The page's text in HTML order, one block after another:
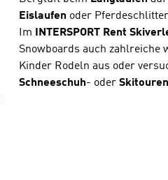
Eislaufen oder
Im INTERSPORT Rent
Snowboards auch zahlreiche
Kinder Rodeln aus oder
Schneeschuh- oder